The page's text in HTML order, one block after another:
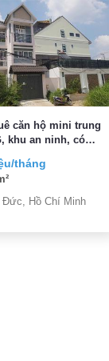
khu an ninh, có
tháng
tháng
Đức, Hồ Chí Minh